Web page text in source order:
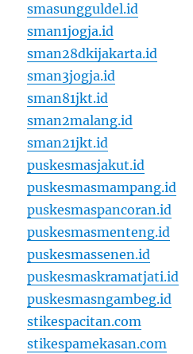
smasungguldel.id
sman1jogja.id
sman28dkijakarta.id
sman3jogja.id
sman81jkt.id
sman2malang.id
sman21jkt.id
puskesmasjakut.id
puskesmasmampang.id
puskesmaspancoran.id
puskesmasmenteng.id
puskesmassenen.id
puskesmaskramatjati.id
puskesmasngambeg.id
stikespacitan.com
stikespamekasan.com